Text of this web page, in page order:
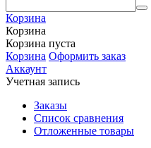
Корзина
Корзина
Корзина пуста
Корзина Оформить заказ
Аккаунт
Учетная запись
Заказы
Список сравнения
Отложенные товары